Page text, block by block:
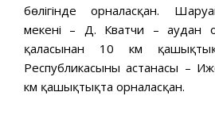
бөлігінде орналасқан.
мекені – Д. Кватчи – аудан
қаласынан 10 км
Республикасының астанасы –
км қашықтықта орналасқан.